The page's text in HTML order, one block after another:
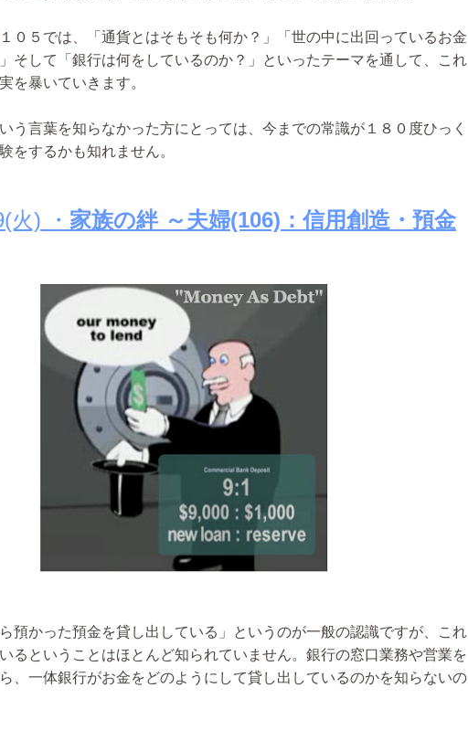
０５では、「通貨とはそもそも何か？」「世の中に出回っているお金
そして「銀行は何をしているのか？」といったテーマを通して、これ
を暴いていきます。
う言葉を知らなかった方にとっては、今までの常識が１８０度ひっく
をするかも知れません。
火) ・ 家族の絆 ～夫婦(106)：信用創造・預金
預かった預金を貸し出している」というのが一般の認識ですが、これ
るということはほとんど知られていません。銀行の窓口業務や営業を
、一体銀行がお金をどのようにして貸し出しているのかを知らないの